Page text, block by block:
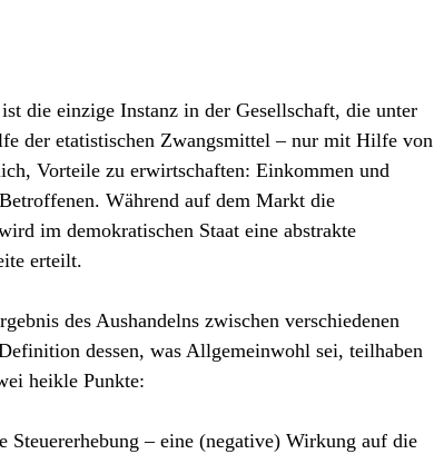
die einzige Instanz in der Gesellschaft, die unter
der etatistischen Zwangsmittel – nur mit Hilfe von
Vorteile zu erwirtschaften: Einkommen und
Während auf dem Markt die
im demokratischen Staat eine abstrakte
erteilt.
des Aushandelns zwischen verschiedenen
dessen, was Allgemeinwohl sei, teilhaben
heikle Punkte:
– eine (negative) Wirkung auf die